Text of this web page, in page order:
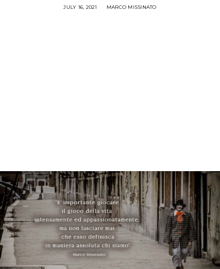
JULY 16, 2021 MARCO MISSINATO